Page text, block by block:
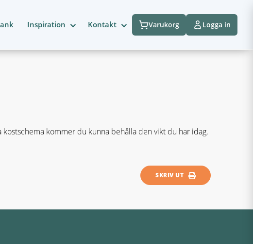
Inspiration Kontakt Varukorg Logga in
kommer du kunna behålla den vikt du har idag.
SKRIV UT